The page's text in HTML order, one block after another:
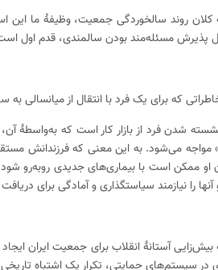
کلان روند سالخوردگی جمعیت، وظیفهٔ ما
پذیرش مسئله‌مند بودن سالمندی، قدم اول
که برای یک فرد با انتقال از میانسالی
شدن فرد از بازار کار است که به‌واسطهٔ
مواجه می‌شود. به این معنی که فرزندانش
او ممکن است با بیماری‌های جدیدی رو‌به‌رو
را نیازمند سیاستگذاری و آمادگی برای
آستانهٔ انقلاب برای جمعیت ایران
در سیستم‌های حمایتی، تکرار یک اشتباه